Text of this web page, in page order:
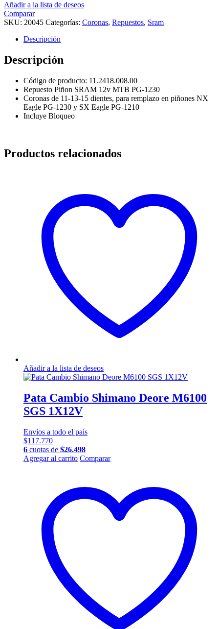
Añadir a la lista de deseos
Comparar
SKU: 20045 Categorías: Coronas, Repuestos, Sram
Descripción
Descripción
Código de producto: 11.2418.008.00
Repuesto Piñon SRAM 12v MTB PG-1230
Coronas de 11-13-15 dientes, para remplazo en piñones NX
Eagle PG-1230 y SX Eagle PG-1210
Incluye Bloqueo
Productos relacionados
Añadir a la lista de deseos
Pata Cambio Shimano Deore M6100
SGS 1X12V
Envíos a todo el país
$117.770
6 cuotas de $26.498
Agregar al carrito Comparar